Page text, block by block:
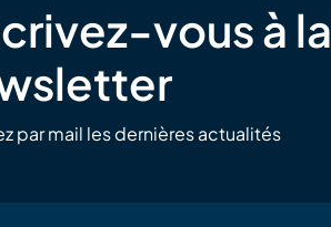
vous à la
par mail les dernières actualités